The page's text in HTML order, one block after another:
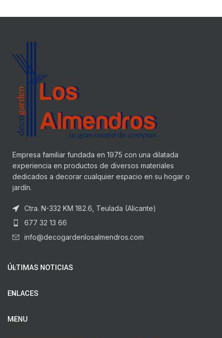
Empresa familiar fundada en 1975 con una dilatada
experiencia en productos de diversos materiales
dedicados a decorar cualquier espacio en su hogar o
jardín.
Ctra. N-332 KM 182.6, Teulada (Alicante)
677 32 13 66
info@decogardenlosalmendros.com
ÚLTIMAS NOTICIAS
ENLACES
MENU